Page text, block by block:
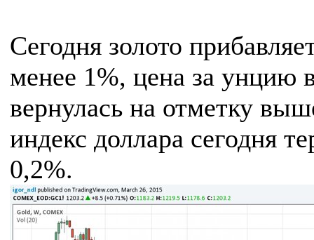
Сегодня золото
менее 1%, цена за унцию
вернулась на отметку
индекс доллара сегодня
0,2%.